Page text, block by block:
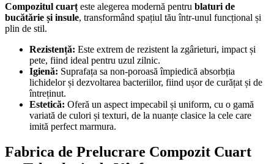
Compozitul cuarț este alegerea modernă pentru blaturi de
bucătărie și insule, transformând spațiul tău într-unul funcțional și
plin de stil.
Rezistență: Este extrem de rezistent la zgârieturi, impact și
pete, fiind ideal pentru uzul zilnic.
Igienă: Suprafața sa non-poroasă împiedică absorbția
lichidelor și dezvoltarea bacteriilor, fiind ușor de curățat și de
întreținut.
Estetică: Oferă un aspect impecabil și uniform, cu o gamă
variată de culori și texturi, de la nuanțe clasice la cele care
imită perfect marmura.
Fabrica de Prelucrare Compozit Cuart